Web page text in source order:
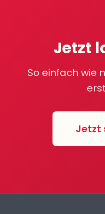
Jetzt
So einfach wie
Jetzt